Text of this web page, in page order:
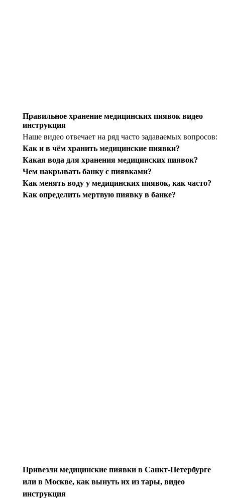
Правильное хранение медицинских пиявок видео
инструкция
Наше видео отвечает на ряд часто задаваемых вопросов:
Как и в чём хранить медицинские пиявки?
Какая вода для хранения медицинских пиявок?
Чем накрывать банку с пиявками?
Как менять воду у медицинских пиявок, как часто?
Как определить мертвую пиявку в банке?
Привезли медицинские пиявки в Санкт-Петербурге
или в Москве, как вынуть их из тары, видео
инструкция